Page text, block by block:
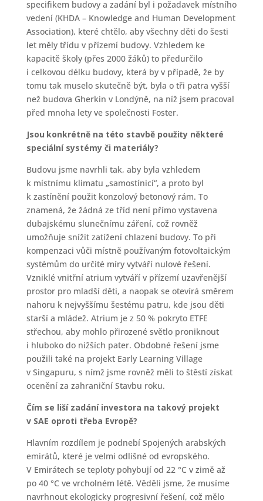
specifikem budovy a zadání byl i požadavek místního
vedení (KHDA – Knowledge and Human Development
Association), které chtělo, aby všechny děti do šesti
let měly třídu v přízemí budovy. Vzhledem ke
kapacitě školy (přes 2000 žáků) to předurčilo
i celkovou délku budovy, která by v případě, že by
tomu tak muselo skutečně být, byla o tři patra vyšší
než budova Gherkin v Londýně, na níž jsem pracoval
před mnoha lety ve společnosti Foster.
Jsou konkrétně na této stavbě použity některé
speciální systémy či materiály?
Budovu jsme navrhli tak, aby byla vzhledem
k místnímu klimatu „samostínicí“, a proto byl
k zastínění použit konzolový betonový rám. To
znamená, že žádná ze tříd není přímo vystavena
dubajskému slunečnímu záření, což rovněž
umožňuje snížit zatížení chlazení budovy. To při
kompenzaci vůči místně používaným fotovoltaickým
systémům do určité míry vytváří nulové řešení.
Vzniklé vnitřní atrium vytváří v přízemí uzavřenější
prostor pro mladší děti, a naopak se otevírá směrem
nahoru k nejvyššímu šestému patru, kde jsou děti
starší a mládež. Atrium je z 50 % pokryto ETFE
střechou, aby mohlo přirozené světlo proniknout
i hluboko do nižších pater. Obdobné řešení jsme
použili také na projekt Early Learning Village
v Singapuru, s nímž jsme rovněž měli to štěstí získat
ocenění za zahraniční Stavbu roku.
Čím se liší zadání investora na takový projekt
v SAE oproti třeba Evropě?
Hlavním rozdílem je podnebí Spojených arabských
emirátů, které je velmi odlišné od evropského.
V Emirátech se teploty pohybují od 22 °C v zimě až
po 40 °C ve vrcholném létě. Věděli jsme, že musíme
navrhnout ekologicky progresivní řešení, což mělo